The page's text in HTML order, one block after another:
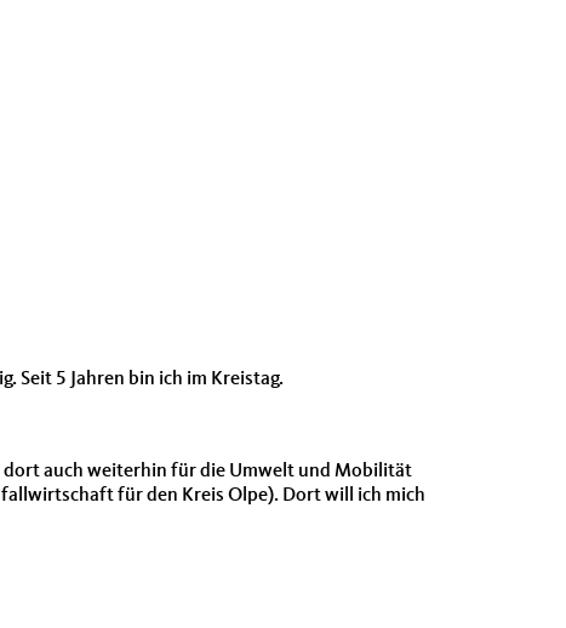
Seit 5 Jahren bin ich im Kreistag.
dort auch weiterhin für die Umwelt und Mobilität
für den Kreis Olpe). Dort will ich mich